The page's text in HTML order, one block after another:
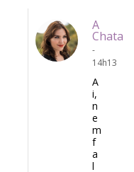
A
Chata
-
14h13
A
i,
n
e
m
f
a
l